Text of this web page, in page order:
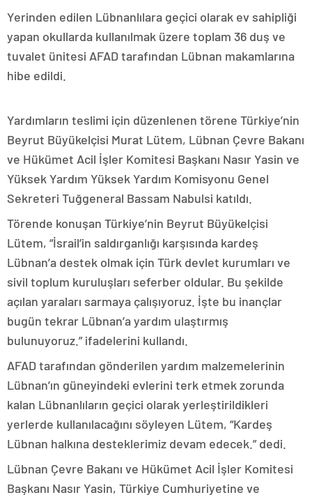
Yerinden edilen Lübnanlılara geçici olarak ev sahipliği
yapan okullarda kullanılmak üzere toplam 36 duş ve
tuvalet ünitesi AFAD tarafından Lübnan makamlarına
hibe edildi.
Yardımların teslimi için düzenlenen törene Türkiye’nin
Beyrut Büyükelçisi Murat Lütem, Lübnan Çevre Bakanı
ve Hükümet Acil İşler Komitesi Başkanı Nasır Yasin ve
Yüksek Yardım Yüksek Yardım Komisyonu Genel
Sekreteri Tuğgeneral Bassam Nabulsi katıldı.
Törende konuşan Türkiye’nin Beyrut Büyükelçisi
Lütem, “İsrail’in saldırganlığı karşısında kardeş
Lübnan’a destek olmak için Türk devlet kurumları ve
sivil toplum kuruluşları seferber oldular. Bu şekilde
açılan yaraları sarmaya çalışıyoruz. İşte bu inançlar
bugün tekrar Lübnan’a yardım ulaştırmış
bulunuyoruz.” ifadelerini kullandı.
AFAD tarafından gönderilen yardım malzemelerinin
Lübnan’ın güneyindeki evlerini terk etmek zorunda
kalan Lübnanlıların geçici olarak yerleştirildikleri
yerlerde kullanılacağını söyleyen Lütem, “Kardeş
Lübnan halkına desteklerimiz devam edecek.” dedi.
Lübnan Çevre Bakanı ve Hükümet Acil İşler Komitesi
Başkanı Nasır Yasin, Türkiye Cumhuriyetine ve